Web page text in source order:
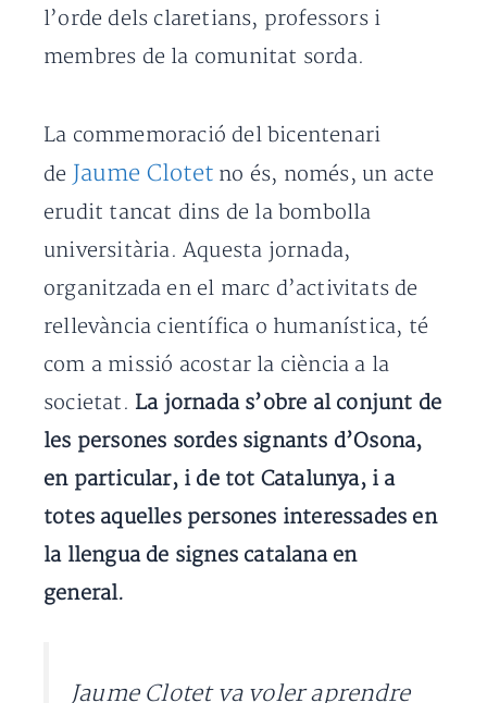
l’orde dels claretians, professors i
membres de la comunitat sorda.
La commemoració del bicentenari
de Jaume Clotet no és, només, un acte
erudit tancat dins de la bombolla
universitària. Aquesta jornada,
organitzada en el marc d’activitats de
rellevància científica o humanística, té
com a missió acostar la ciència a la
societat. La jornada s’obre al conjunt de
les persones sordes signants d’Osona,
en particular, i de tot Catalunya, i a
totes aquelles persones interessades en
la llengua de signes catalana en
general.
Jaume Clotet va voler aprendre